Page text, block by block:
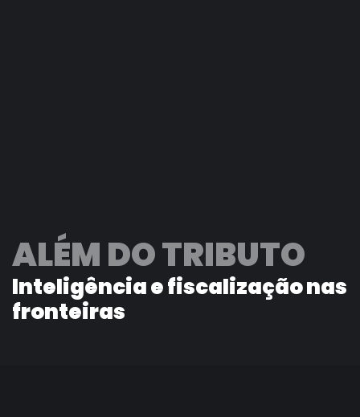
ALÉM DO TRIBUTO
Inteligência e fiscalização nas
fronteiras